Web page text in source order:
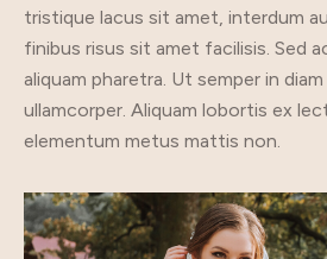
tristique lacus sit amet, interdum
finibus risus sit amet facilisis. Sed
aliquam pharetra. Ut semper in
ullamcorper. Aliquam lobortis ex
elementum metus mattis non.